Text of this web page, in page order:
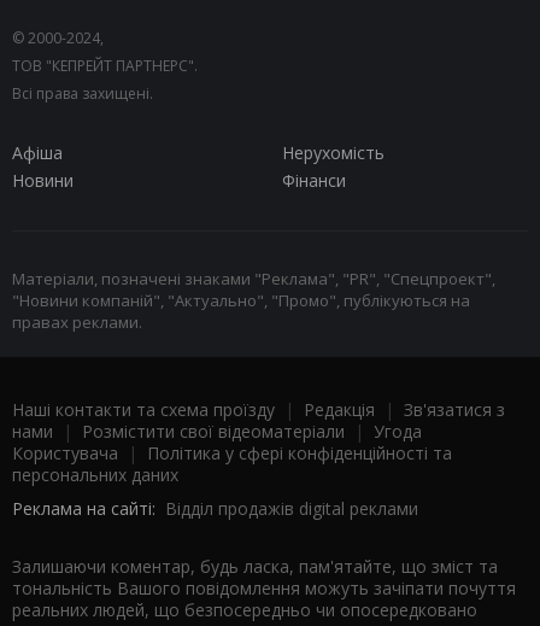
© 2000-2024,
ТОВ "КЕПРЕЙТ ПАРТНЕРС".
Всі права захищені.
Афіша
Нерухомість
Новини
Фінанси
Матеріали, позначені знаками "Реклама", "PR", "Спецпроект",
"Новини компаній", "Актуально", "Промо", публікуються на
правах реклами.
Наші контакти та схема проїзду | Редакція | Зв'язатися з
нами | Розмістити свої відеоматеріали | Угода
Користувача |
Політика у сфері конфіденційності та
персональних даних
Реклама на сайті: Відділ продажів digital реклами
Залишаючи коментар, будь ласка, пам'ятайте, що зміст та
тональність Вашого повідомлення можуть зачіпати почуття
реальних людей, що безпосередньо чи опосередковано